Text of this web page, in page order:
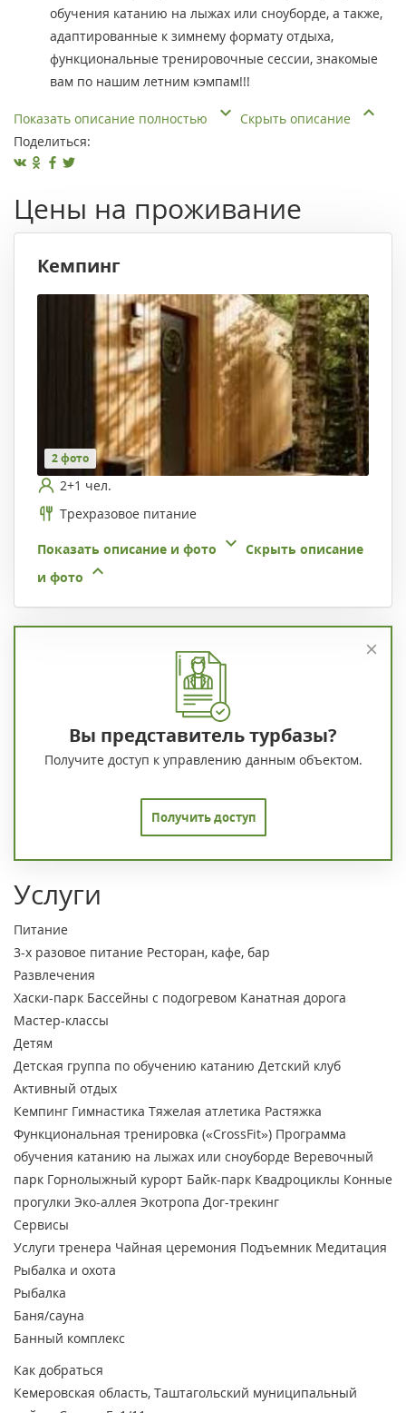
обучения катанию на лыжах или сноуборде, а также,
адаптированные к зимнему формату отдыха,
функциональные тренировочные сессии, знакомые
вам по нашим летним кэмпам!!!
Показать описание полностью
Скрыть описание
Поделиться:
Цены на проживание
Кемпинг
2 фото
2+1 чел.
Трехразовое питание
Показать описание и фото
Скрыть описание
и фото
Вы представитель турбазы?
Получите доступ к управлению данным объектом.
Получить доступ
Услуги
Питание
3-х разовое питание Ресторан, кафе, бар
Развлечения
Хаски-парк Бассейны с подогревом Канатная дорога
Мастер-классы
Детям
Детская группа по обучению катанию Детский клуб
Активный отдых
Кемпинг Гимнастика Тяжелая атлетика Растяжка
Функциональная тренировка («CrossFit») Программа
обучения катанию на лыжах или сноуборде Веревочный
парк Горнолыжный курорт Байк-парк Квадроциклы Конные
прогулки Эко-аллея Экотропа Дог-трекинг
Сервисы
Услуги тренера Чайная церемония Подъемник Медитация
Рыбалка и охота
Рыбалка
Баня/сауна
Банный комплекс
Как добраться
Кемеровская область, ​Таштагольский муниципальный